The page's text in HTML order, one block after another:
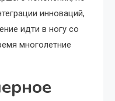
инноваций,
идти в ногу со
многолетние